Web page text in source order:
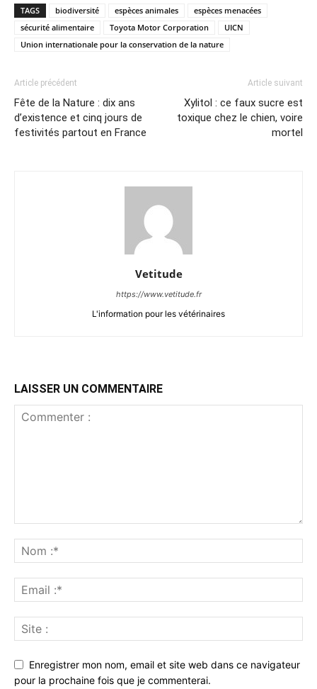
TAGS biodiversité espèces animales
espèces menacées
sécurité alimentaire
Toyota Motor Corporation
UICN
Union internationale pour la conservation de la nature
Article précédent
Fête de la Nature : dix ans
d’existence et cinq jours de
festivités partout en France
Article suivant
Xylitol : ce faux sucre est
toxique chez le chien, voire
mortel
Vetitude
https://www.vetitude.fr
L'information pour les vétérinaires
LAISSER UN COMMENTAIRE
Enregistrer mon nom, email et site web dans ce navigateur
pour la prochaine fois que je commenterai.